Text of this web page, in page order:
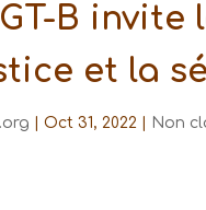
B
et la
Oct 31, 2022 Non